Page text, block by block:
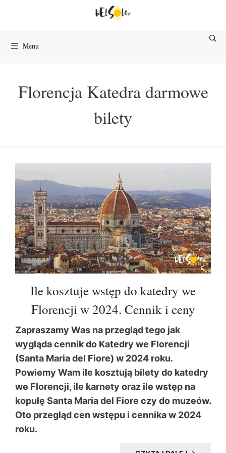
Menu
Florencja Katedra darmowe
bilety
Ile kosztuje wstęp do katedry we
Florencji w 2024. Cennik i ceny
Zapraszamy Was na przegląd tego jak
wygląda cennik do Katedry we Florencji
(Santa Maria del Fiore) w 2024 roku.
Powiemy Wam ile kosztują bilety do katedry
we Florencji, ile karnety oraz ile wstęp na
kopułę Santa Maria del Fiore czy do muzeów.
Oto przegląd cen wstępu i cennika w 2024
roku.